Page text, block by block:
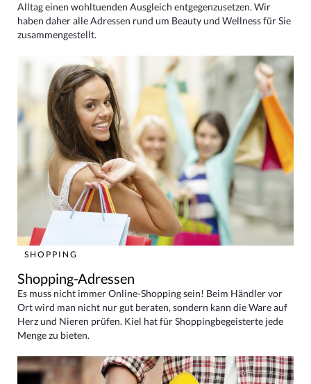
Alltag einen wohltuenden Ausgleich entgegenzusetzen. Wir
haben daher alle Adressen rund um Beauty und Wellness für Sie
zusammengestellt.
SHOPPING
Shopping-Adressen
Es muss nicht immer Online-Shopping sein! Beim Händler vor
Ort wird man nicht nur gut beraten, sondern kann die Ware auf
Herz und Nieren prüfen. Kiel hat für Shoppingbegeisterte jede
Menge zu bieten.